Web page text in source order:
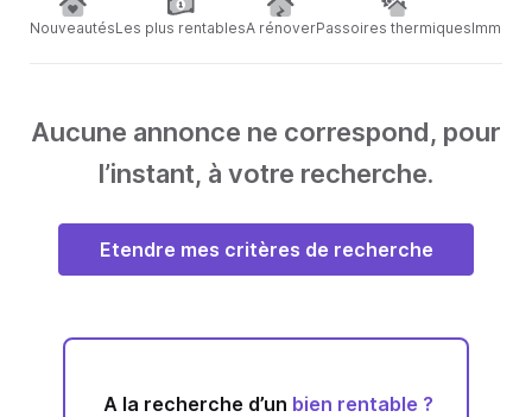
NouveautésLes plus rentablesA rénoverPassoires thermiques
Aucune annonce ne correspond, pour
l’instant, à votre recherche.
Etendre mes critères de recherche
A la recherche d’un bien rentable ?